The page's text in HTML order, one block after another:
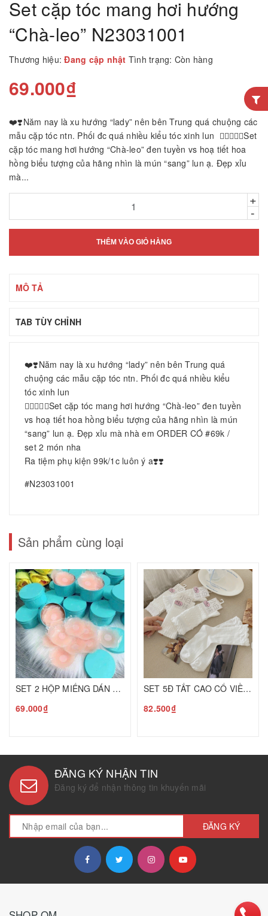
Set cặp tóc mang hơi hướng
“Chà-leo” N23031001
Thương hiệu: Đang cập nhật Tình trạng: Còn hàng
69.000₫
❤️❣️Năm nay là xu hướng “lady” nên bên Trung quá chuộng các
mẫu cặp tóc ntn. Phối đc quá nhiều kiểu tóc xinh lun 👌🏻👌🏻❌Set
cặp tóc mang hơi hướng “Chà-leo” đen tuyền vs hoạ tiết hoa
hồng biểu tượng của hãng nhìn là mún “sang” lun ạ. Đẹp xỉu
mà...
+
-
THÊM VÀO GIỎ HÀNG
MÔ TẢ
TAB TÙY CHỈNH
❤️❣️Năm nay là xu hướng “lady” nên bên Trung quá
chuộng các mẫu cặp tóc ntn. Phối đc quá nhiều kiểu
tóc xinh lun
👌🏻👌🏻❌Set cặp tóc mang hơi hướng “Chà-leo” đen tuyền
vs hoạ tiết hoa hồng biểu tượng của hãng nhìn là mún
“sang” lun ạ. Đẹp xỉu mà nhà em ORDER CÓ #69k /
set 2 món nha
Ra tiệm phụ kiện 99k/1c luôn ý a❣️❣️
#N23031001
Sản phẩm cùng loại
SET 2 HỘP MIẾNG DÁN NHŨ HOA XANH C25070513
69.000₫
SET 5Đ TẤT CAO CỔ VIỀN BÈO C25080107
82.500₫
ĐĂNG KÝ NHẬN TIN
Đăng ký để nhận thông tin khuyến mãi
ĐĂNG KÝ